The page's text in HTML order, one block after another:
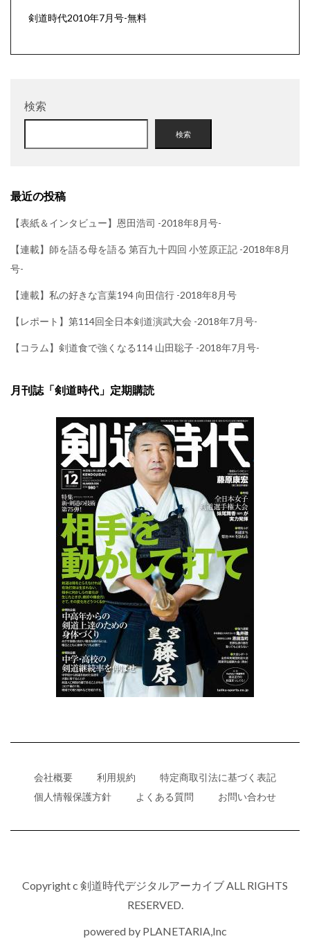
剣道時代2010年7月号-無料
検索
検索
最近の投稿
【表紙＆インタビュー】恩田浩司 -2018年8月号-
【連載】師を語る母を語る 第百九十四回 小笠原正記 -2018年8月
号-
【連載】私の好きな言葉194 向田信行 -2018年8月号
【レポート】第114回全日本剣道演武大会 -2018年7月号-
【コラム】剣道食で強くなる114 山田聡子 -2018年7月号-
月刊誌「剣道時代」定期購読
会社概要 利用規約
特定商取引法に基づく表記
個人情報保護方針
よくある質問 お問い合わせ
Copyright c 剣道時代デジタルアーカイブ ALL RIGHTS
RESERVED.
powered by PLANETARIA,Inc